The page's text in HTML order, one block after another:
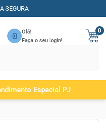
SEGURA
Olá!
Faça o seu login!
0
Especial PJ